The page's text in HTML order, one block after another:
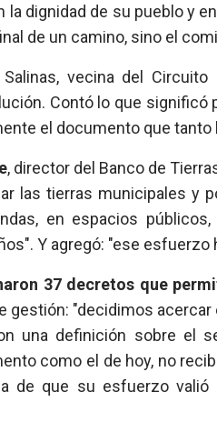
dignidad de su pueblo y
de un camino, sino el
vecina del
Contó lo que significó
el documento que tanto
, director del Banco de
las tierras municipales y
en espacios
Y agregó: "ese
37 decretos que
gestión: "decidimos
una definición sobre el
como el de hoy, no
de que su esfuerzo